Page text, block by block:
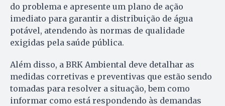
do problema e apresente um plano de ação
imediato para garantir a distribuição de água
potável, atendendo às normas de qualidade
exigidas pela saúde pública.
Além disso, a BRK Ambiental deve detalhar as
medidas corretivas e preventivas que estão sendo
tomadas para resolver a situação, bem como
informar como está respondendo às demandas